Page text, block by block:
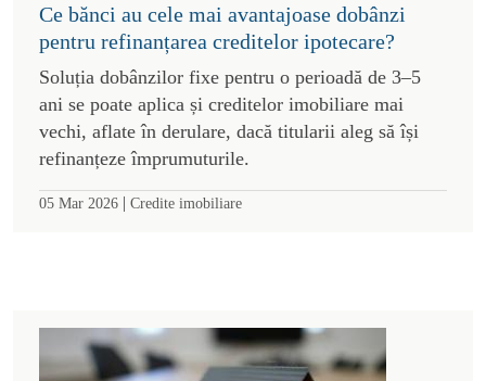
Ce bănci au cele mai avantajoase dobânzi
pentru refinanțarea creditelor ipotecare?
Soluția dobânzilor fixe pentru o perioadă de 3–5
ani se poate aplica și creditelor imobiliare mai
vechi, aflate în derulare, dacă titularii aleg să își
refinanțeze împrumuturile.
05 Mar 2026 | Credite imobiliare